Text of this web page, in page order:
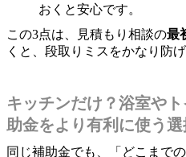
おくと安心です。
この3点は、見積もり相談の最
くと、段取りミスをかなり防げ
キッチンだけ？浴室や
助金をより有利に使う
同じ補助金でも、「どこまで